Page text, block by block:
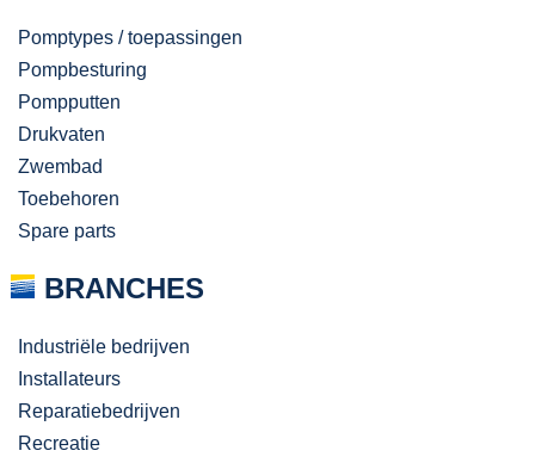
Pomptypes / toepassingen
Pompbesturing
Pompputten
Drukvaten
Zwembad
Toebehoren
Spare parts
BRANCHES
Industriële bedrijven
Installateurs
Reparatiebedrijven
Recreatie